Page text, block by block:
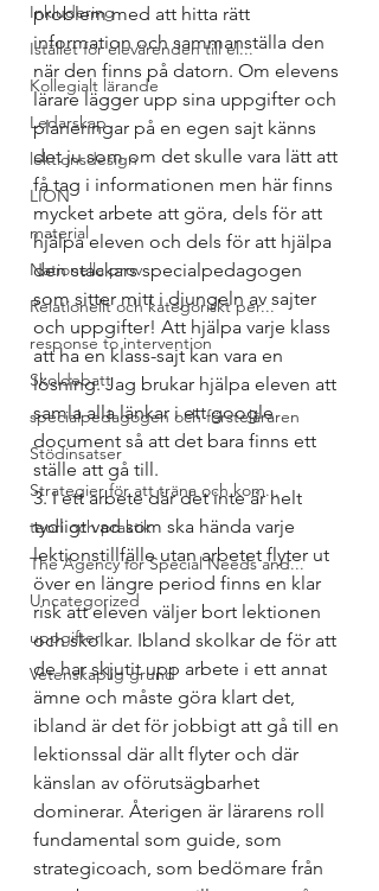
Inkludering
Istället för elevärenden till el...
Kollegialt lärande
Ledarskap
lektionsdesign
LION
material
Nationella prov
Relationellt och kategoriskt per...
response to intervention
Skoldebatt
specialpedagogen och försteläraren
Stödinsatser
Strategier för att träna och kom...
teori och praktik
The Agency for Special Needs and...
Uncategorized
uppgifter
Vetenskaplig grund
problem med att hitta rätt
information och sammanställa den
när den finns på datorn. Om elevens
lärare lägger upp sina uppgifter och
planeringar på en egen sajt känns
det ju som om det skulle vara lätt att
få tag i informationen men här finns
mycket arbete att göra, dels för att
hjälpa eleven och dels för att hjälpa
den stackars specialpedagogen
som sitter mitt i djungeln av sajter
och uppgifter! Att hjälpa varje klass
att ha en klass-sajt kan vara en
lösning. Jag brukar hjälpa eleven att
samla alla länkar i ett google
document så att det bara finns ett
ställe att gå till.
3. I ett arbete där det inte är helt
tydligt vad som ska hända varje
lektionstillfälle utan arbetet flyter ut
över en längre period finns en klar
risk att eleven väljer bort lektionen
och skolkar. Ibland skolkar de för att
de har skjutit upp arbete i ett annat
ämne och måste göra klart det,
ibland är det för jobbigt att gå till en
lektionssal där allt flyter och där
känslan av oförutsägbarhet
dominerar. Återigen är lärarens roll
fundamental som guide, som
strategicoach, som bedömare från